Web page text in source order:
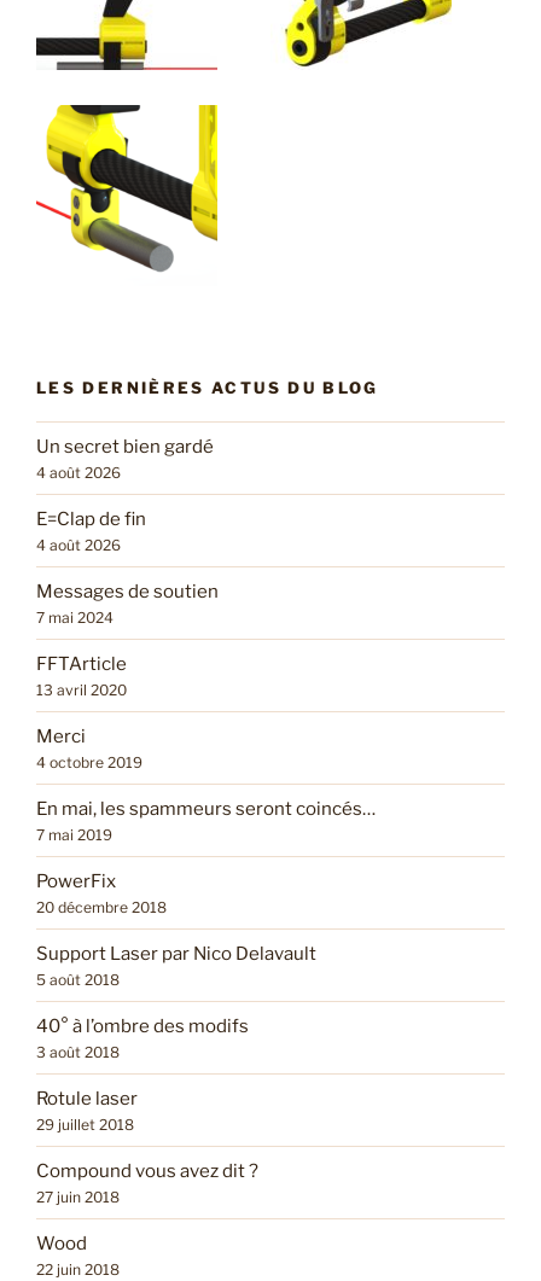
LES DERNIÈRES ACTUS DU BLOG
Un secret bien gardé
4 août 2026
E=Clap de fin
4 août 2026
Messages de soutien
7 mai 2024
FFTArticle
13 avril 2020
Merci
4 octobre 2019
En mai, les spammeurs seront coincés…
7 mai 2019
PowerFix
20 décembre 2018
Support Laser par Nico Delavault
5 août 2018
40° à l’ombre des modifs
3 août 2018
Rotule laser
29 juillet 2018
Compound vous avez dit ?
27 juin 2018
Wood
22 juin 2018